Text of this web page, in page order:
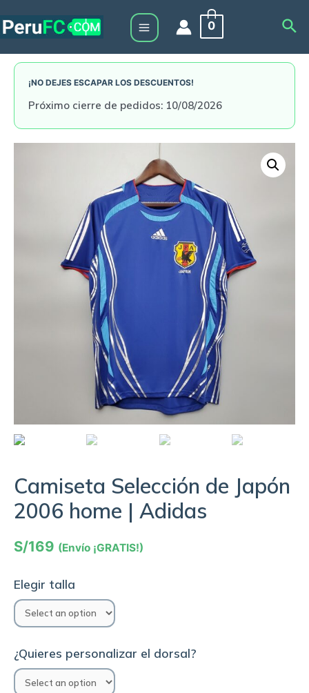
to
Main
Menu
0
¡NO DEJES ESCAPAR LOS DESCUENTOS!
Próximo cierre de pedidos: 10/08/2026
Camiseta Selección de Japón
2006 home | Adidas
S/169 (Envío ¡GRATIS!)
Elegir talla
¿Quieres personalizar el dorsal?